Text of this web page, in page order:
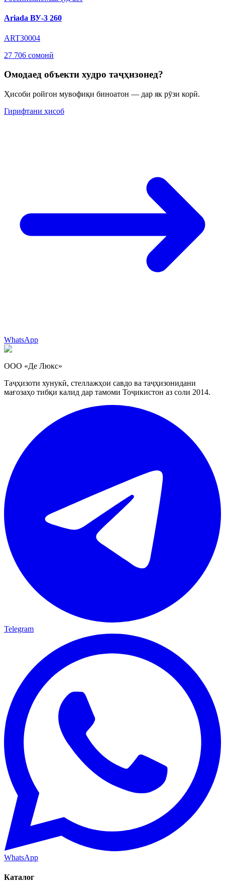
Ariada ВУ-3 260
ART30004
27 706 сомонӣ
Омодаед объекти худро таҷҳизонед?
Ҳисоби ройгон мувофиқи биноатон — дар як рӯзи корӣ.
Гирифтани ҳисоб
WhatsApp
ООО «Де Люкс»
Таҷҳизоти хунукӣ, стеллажҳои савдо ва таҷҳизонидани
мағозаҳо тибқи калид дар тамоми Тоҷикистон аз соли 2014.
Telegram
WhatsApp
Каталог